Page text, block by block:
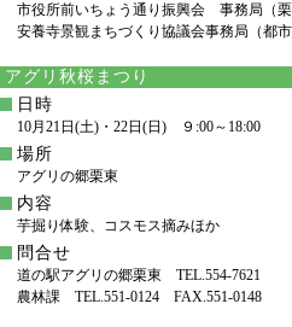
市役所前いちょう通り振興会 事務局（
安養寺景観まちづくり協議会事務局（都
アグリ秋桜まつり
日時
10月21日(土)・22日(日) ９:00～18:00
場所
アグリの郷栗東
内容
芋掘り体験、コスモス摘みほか
問合せ
道の駅アグリの郷栗東 TEL.554-7621
農林課 TEL.551-0124 FAX.551-0148